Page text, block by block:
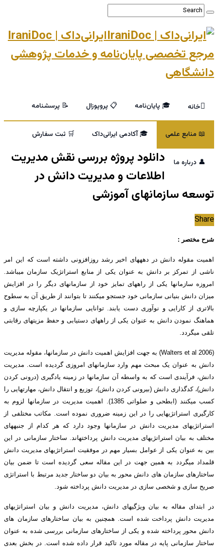
ایرانی‌داک | IraniDoc
مرجع تخصصی پایان‌نامه و خدمات پژوهشی
دانشگاهی
خانه 🎓 پایان‌نامه 📋 پروپوزال 📝 پرسشنامه
📖 منابع علمی 🎓 آکادمی ایرانی‌داک 🛒 ثبت سفارش
👤 درباره ما
دانلود پروژه بررسی نقش مدیریت
اطلاعات و مدیریت دانش در
توسعه سازمانهای آموزشی
Share
شرح مختصر :
اهمیت مقوله دانش در دهه­های اخیر رشد روزافزونی داشته است که این امر
ناشی از تمرکز بر دانش به عنوان یکی از منابع استراتژیک سازمان می­باشد.
امروزه سازمان­ها یکی از راه­های تمایز خود از سازمان­های دیگر را در افزایش
میزان دانش بنیانی سازمانی خود جستجو می­کنند تا بتوانند از طریق آن به سطوح
بالاتری از کارایی و نوآوری دست یابند. توانایی سازمان­ها در یکپارچه سازی و
هماهنگ نمودن دانش به عنوان یکی از راه­های دستیابی و حفظ مزیت­های رقابتی
تلقی می­گردد.
(Walters et al 2006) به جهت افزایش اهمیت دانش در سازمان­ها، مقوله مدیریت
دانش به عنوان یک مبحث مهم وارد سازمان­های امروزی گردیده است. مدیریت
دانش، فرآیندی است که به واسطه آن سازمان­ها در زمینه یادگیری (درونی کردن
دانش)، کدگذاری دانش (بیرونی کردن دانش)، توزیع و انتقال دانش، مهارت­هایی را
کسب می­کنند (ابطحی و صلواتی 1385). اهمیت مدیریت در سازمان­ها لزوم به
کارگیری استراتژی­هایی را در این زمینه ضروری نموده است. مکاتب مختلفی از
استراتژی­های مدیریت دانش در سازمان­ها وجود دارد که هر کدام از جنبه­های
مختلف به بیان استراتژی­های مدیریت دانش پرداخته­اند. ساختار سازمانی در این
بین به عنوان یکی از عوامل بسیار مهم در موفقیت استراتژی­های مدیریت دانش
قلمداد می­گردد به همین جهت در این مقاله سعی گردیده است تا ضمن بیان
ساختارهای سازمان های دانش محور به بیان دو ساختار جدید مرتبط با استراتژی
صریح سازی و شخصی سازی در مدیریت دانش پرداخته شود.
در ابتدای مقاله به بیان ویژگی­های دانش، مدیریت دانش و بیان استراتژی­های
مدیریت دانش پرداخت شده است. همچنین به بیان ساختارهای سازمان های
دانش محور پرداخته شده و یکی از ساختارهای سازمانی بررسی شده به عنوان
ساختار سازمانی پایه در مقاله مورد تاکید قرار داده شده است. در بخش بعدی